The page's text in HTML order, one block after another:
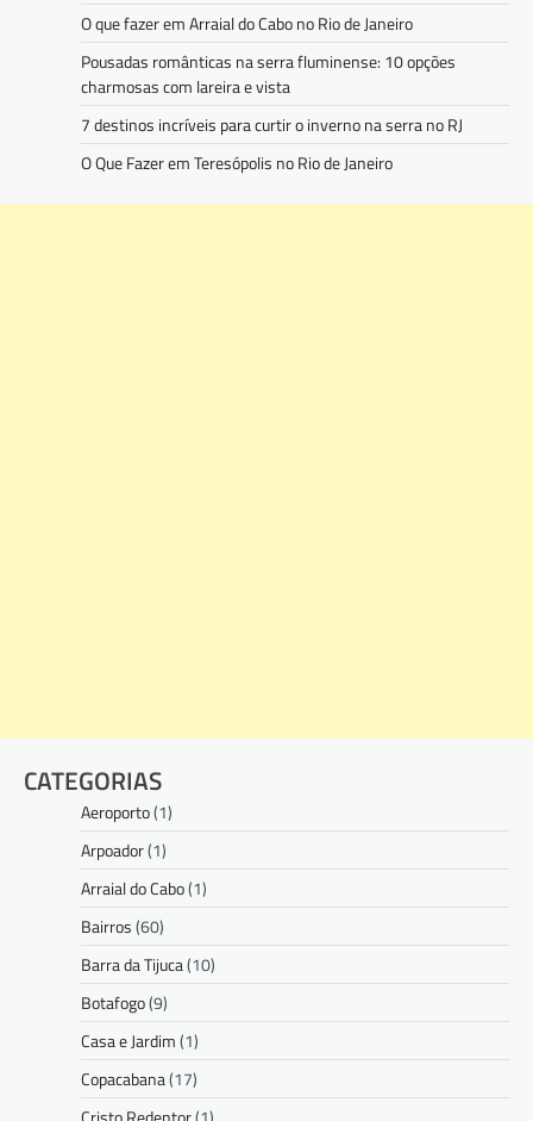
O que fazer em Arraial do Cabo no Rio de Janeiro
Pousadas românticas na serra fluminense: 10 opções
charmosas com lareira e vista
7 destinos incríveis para curtir o inverno na serra no RJ
O Que Fazer em Teresópolis no Rio de Janeiro
CATEGORIAS
Aeroporto(1)
Arpoador(1)
Arraial do Cabo(1)
Bairros(60)
Barra da Tijuca(10)
Botafogo(9)
Casa e Jardim(1)
Copacabana(17)